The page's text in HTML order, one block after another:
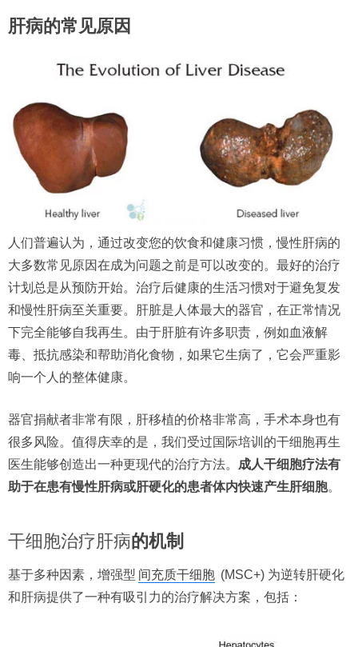
肝病的常见原因
人们普遍认为，通过改变您的饮食和健康习惯，慢性肝病的
大多数常见原因在成为问题之前是可以改变的。最好的治疗
计划总是从预防开始。治疗后健康的生活习惯对于避免复发
和慢性肝病至关重要。肝脏是人体最大的器官，在正常情况
下完全能够自我再生。由于肝脏有许多职责，例如血液解
毒、抵抗感染和帮助消化食物，如果它生病了，它会严重影
响一个人的整体健康。
器官捐献者非常有限，肝移植的价格非常高，手术本身也有
很多风险。值得庆幸的是，我们受过国际培训的干细胞再生
医生能够创造出一种更现代的治疗方法。 成人干细胞疗法有
助于在患有慢性肝病或肝硬化的患者体内快速产生肝细胞。
干细胞治疗肝病的机制
基于多种因素，增强型 间充质干细胞 (MSC+) 为逆转肝硬化
和肝病提供了一种有吸引力的治疗解决方案，包括：